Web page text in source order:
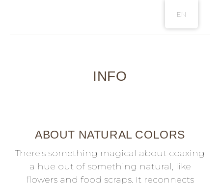
INFO
ABOUT NATURAL COLORS
There’s something magical about coaxing
a hue out of something natural, like
flowers and food scraps. It reconnects
EN